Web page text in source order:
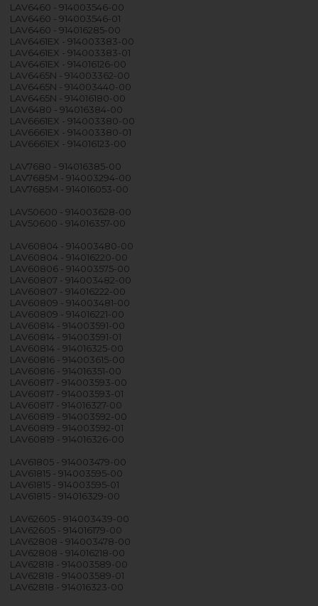
LAV6460 - 914003546-00
LAV6460 - 914003546-01
LAV6460 - 914016285-00
LAV6461EX - 914003383-00
LAV6461EX - 914003383-01
LAV6461EX - 914016126-00
LAV6465N - 914003362-00
LAV6465N - 914003440-00
LAV6465N - 914016180-00
LAV6480 - 914016384-00
LAV6661EX - 914003380-00
LAV6661EX - 914003380-01
LAV6661EX - 914016123-00
LAV7680 - 914016385-00
LAV7685M - 914003294-00
LAV7685M - 914016053-00
LAV50600 - 914003628-00
LAV50600 - 914016357-00
LAV60804 - 914003480-00
LAV60804 - 914016220-00
LAV60806 - 914003575-00
LAV60807 - 914003482-00
LAV60807 - 914016222-00
LAV60809 - 914003481-00
LAV60809 - 914016221-00
LAV60814 - 914003591-00
LAV60814 - 914003591-01
LAV60814 - 914016325-00
LAV60816 - 914003615-00
LAV60816 - 914016351-00
LAV60817 - 914003593-00
LAV60817 - 914003593-01
LAV60817 - 914016327-00
LAV60819 - 914003592-00
LAV60819 - 914003592-01
LAV60819 - 914016326-00
LAV61805 - 914003479-00
LAV61815 - 914003595-00
LAV61815 - 914003595-01
LAV61815 - 914016329-00
LAV62605 - 914003439-00
LAV62605 - 914016179-00
LAV62808 - 914003478-00
LAV62808 - 914016218-00
LAV62818 - 914003589-00
LAV62818 - 914003589-01
LAV62818 - 914016323-00